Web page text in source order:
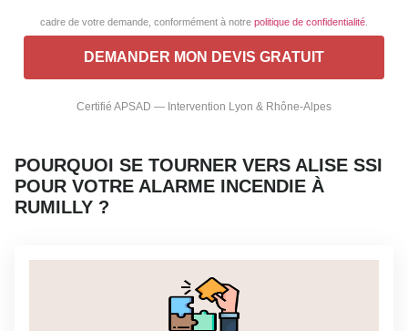
cadre de votre demande, conformément à notre politique de confidentialité
Certifié APSAD — Intervention Lyon & Rhône-Alpes
POURQUOI SE TOURNER VERS ALISE SSI
POUR VOTRE ALARME INCENDIE À
RUMILLY ?